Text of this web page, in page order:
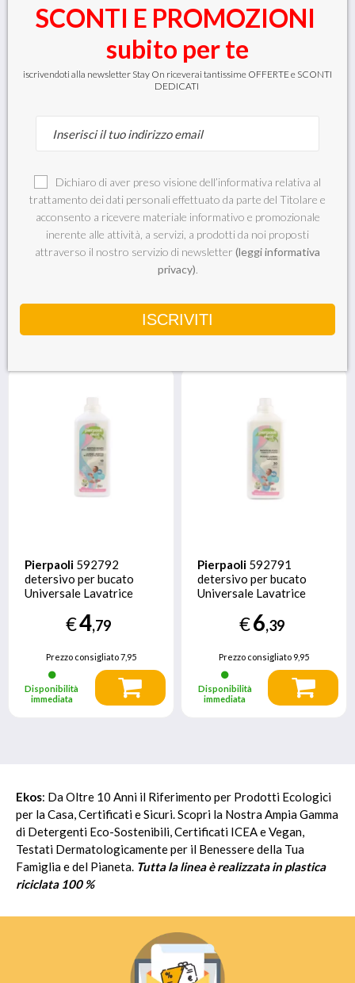
Pierpaoli Ekos
anticalcare spray (pronto
all'uso) 750 ml
2
Pierpaoli Ekos
smacchiatore
pretrattante tessuti
Mousse 500 ml
€3
Pierpaoli 592792
detersivo per bucato
Universale Lavatrice
€4,79
Prezzo consigliato7,95
Disponibilità
immediata
Pierpaoli 592791
detersivo per bucato
Universale Lavatrice
€6,39
Prezzo consigliato 9,95
Disponibilità
immediata
Ekos: Da Oltre 10 Anni il Riferimento per Prodotti Ecologici
per la Casa, Certificati e Sicuri. Scopri la Nostra Ampia Gamma
di Detergenti Eco-Sostenibili, Certificati ICEA e Vegan,
Testati Dermatologicamente per il Benessere della Tua
Famiglia e del Pianeta. Tutta la linea è realizzata in plastica
riciclata 100 %
SCONTI E PROMOZIONI
subito per te
iscrivendoti alla newsletter Stay On riceverai tantissime OFFERTE e SCONTI
DEDICATI
Dichiaro di aver preso visione dell’informativa relativa al
trattamento dei dati personali effettuato da parte del Titolare e
acconsento a ricevere materiale informativo e promozionale
inerente alle attività, a servizi, a prodotti da noi proposti
attraverso il nostro servizio di newsletter (leggi informativa
privacy).